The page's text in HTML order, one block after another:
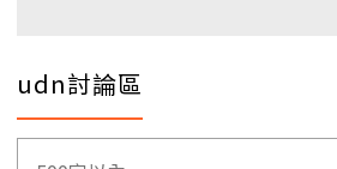
udn討論區